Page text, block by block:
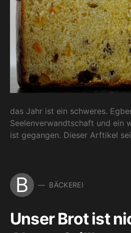
das Jahr ist ein schweres.
Seelenverwandtschaft und ein
ist gegangen. Dieser Arftikel
B BÄCKEREI
Unser Brot ist